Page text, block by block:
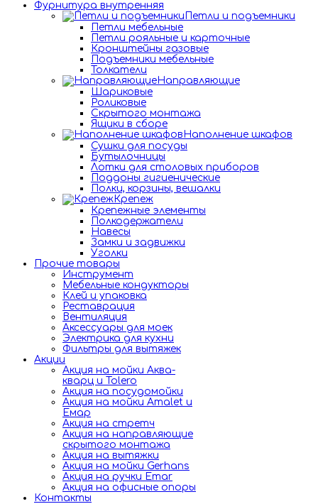
Фурнитура внутренняя
Петли и подъемники
Петли мебельные
Петли рояльные и карточные
Кронштейны газовые
Подъемники мебельные
Толкатели
Направляющие
Шариковые
Роликовые
Скрытого монтажа
Ящики в сборе
Наполнение шкафов
Сушки для посуды
Бутылочницы
Лотки для столовых приборов
Поддоны гигиенические
Полки, корзины, вешалки
Крепеж
Крепежные элементы
Полкодержатели
Навесы
Замки и задвижки
Уголки
Прочие товары
Инструмент
Мебельные кондукторы
Клей и упаковка
Реставрация
Вентиляция
Аксессуары для моек
Электрика для кухни
Фильтры для вытяжек
Акции
Акция на мойки Аква-
кварц и Tolero
Акция на посудомойки
Акция на мойки Amalet и
Емар
Акция на стретч
Акция на направляющие
скрытого монтажа
Акция на вытяжки
Акция на мойки Gerhans
Акция на ручки Emar
Акция на офисные опоры
Контакты